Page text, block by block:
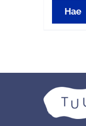
Hae